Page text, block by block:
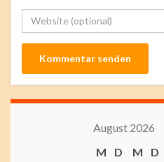
August 2026
M
D M D